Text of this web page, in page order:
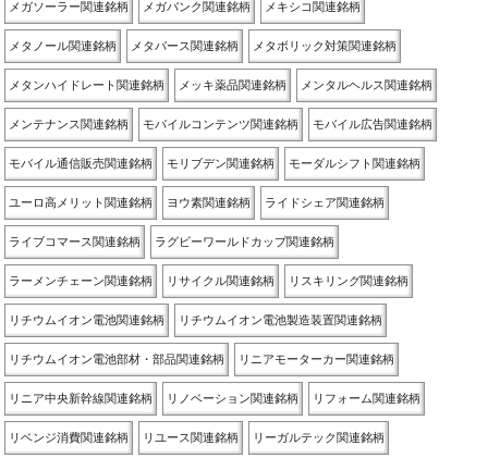
メガソーラー関連銘柄 メガバンク関連銘柄 メキシコ関連銘柄
メタノール関連銘柄 メタバース関連銘柄 メタボリック対策関連銘柄
メタンハイドレート関連銘柄 メッキ薬品関連銘柄 メンタルヘルス関連銘柄
メンテナンス関連銘柄 モバイルコンテンツ関連銘柄 モバイル広告関連銘柄
モバイル通信販売関連銘柄 モリブデン関連銘柄 モーダルシフト関連銘柄
ユーロ高メリット関連銘柄 ヨウ素関連銘柄 ライドシェア関連銘柄
ライブコマース関連銘柄 ラグビーワールドカップ関連銘柄
ラーメンチェーン関連銘柄 リサイクル関連銘柄 リスキリング関連銘柄
リチウムイオン電池関連銘柄 リチウムイオン電池製造装置関連銘柄
リチウムイオン電池部材・部品関連銘柄 リニアモーターカー関連銘柄
リニア中央新幹線関連銘柄 リノベーション関連銘柄 リフォーム関連銘柄
リベンジ消費関連銘柄 リユース関連銘柄 リーガルテック関連銘柄